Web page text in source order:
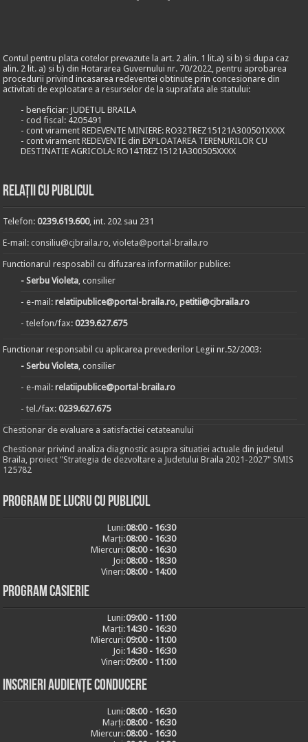
Contul pentru plata cotelor prevazute la art. 2 alin. 1 lit.a) si b) si dupa caz
alin. 2 lit. a) si b) din Hotararea Guvernului nr. 70/2022, pentru aprobarea
procedurii privind incasarea redeventei obtinute prin concesionare din
activitati de exploatare a resurselor de la suprafata ale statului:
- beneficiar: JUDETUL BRAILA
- cod fiscal: 4205491
- cont virament REDEVENTE MINIERE: RO32TREZ15121A300501XXXX
- cont virament REDEVENTE din EXPLOATAREA TERENURILOR CU
DESTINATIE AGRICOLA: RO14TREZ15121A300505XXXX
Relații cu publicul
Telefon:0239.619.600, int. 202 sau 231
E-mail:consiliu@cjbraila.ro,violeta@portal-braila.ro
Functionarul resposabil cu difuzarea informatiilor publice:
- Serbu Violeta, consilier
- e-mail:relatiipublice@portal-braila.ro, petitii@cjbraila.ro
- telefon/fax:0239.627.675
Functionar responsabil cu aplicarea prevederilor Legii nr.52/2003:
- Serbu Violeta, consilier
- e-mail:relatiipublice@portal-braila.ro
- tel./fax:0239.627.675
Chestionar de evaluare a satisfactiei cetateanului
Chestionar privind analiza diagnostic asupra situatiei actuale din judetul
Braila, proiect "Strategia de dezvoltare a Judetului Braila 2021-2027" SMIS
125782
Program de lucru cu publicul
Luni:08:00 - 16:30
Marți:08:00 - 16:30
Miercuri:08:00 - 16:30
Joi:08:00 - 18:30
Vineri:08:00 - 14:00
Program casierie
Luni:09:00 - 11:00
Marți:14:30 - 16:30
Miercuri:09:00 - 11:00
Joi:14:30 - 16:30
Vineri:09:00 - 11:00
Inscrieri audiențe conducere
Luni:08:00 - 16:30
Marți:08:00 - 16:30
Miercuri:08:00 - 16:30